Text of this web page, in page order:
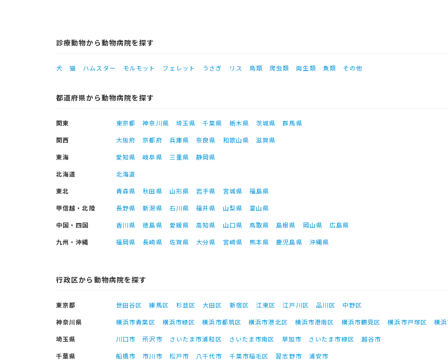
診療動物から動物病院を探す
犬 猫 ハムスター モルモット フェレット うさぎ リス 鳥類 爬虫類 両生類 魚類 その他
都道府県から動物病院を探す
関東 東京都 神奈川県 埼玉県 千葉県 栃木県 茨城県
群馬県
関西
大阪府 京都府 兵庫県 奈良県 和歌山県
滋賀県
東海
愛知県 岐阜県 三重県
静岡県
北海道
北海道
東北
青森県 秋田県 山形県 岩手県 宮城県
福島県
甲信越・北陸
長野県 新潟県 石川県 福井県 山梨県
富山県
中国・四国
香川県 徳島県 愛媛県 高知県 山口県 鳥取県 島根県 岡山県
広島県
九州・沖縄
福岡県 長崎県 佐賀県 大分県 宮崎県 熊本県 鹿児島県 沖縄県
行政区から動物病院を探す
東京都 世田谷区 練馬区 杉並区 大田区 新宿区 江東区 江戸川区 品川区
中野区
神奈川県
横浜市青葉区 横浜市緑区 横浜市都筑区 横浜市港北区 横浜市港南区 横浜市鶴見区 横浜市戸塚区
横
埼玉県
川口市 所沢市 さいたま市浦和区 さいたま市南区 草加市 さいたま市緑区
越谷市
千葉県
船橋市 市川市 松戸市 八千代市 千葉市稲毛区 習志野市 浦安市